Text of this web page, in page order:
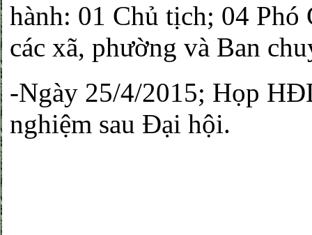
hành: 01 Chủ tịch; 04
các xã, phường và Ban
-Ngày 25/4/2015; Họp
nghiệm sau Đại hội.